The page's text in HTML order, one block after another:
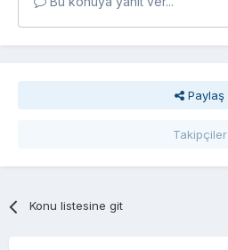
Paylaş
Takipçiler
Konu listesine git